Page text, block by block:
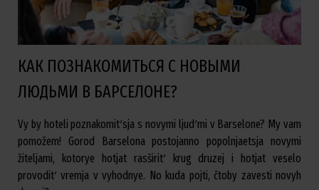
КАК ПОЗНАКОМИТЬСЯ С НОВЫМИ
ЛЮДЬМИ В БАРСЕЛОНЕ?
Vy by hoteli poznakomitʹsja s novymi ljudʹmi v Barselone? My vam
pomožem! Gorod Barselona postojanno popolnjaetsja novymi
žiteljami, kotorye hotjat rasširitʹ krug druzej i hotjat veselo
provoditʹ vremja v vyhodnye. No kuda pojti, čtoby zavesti novyh